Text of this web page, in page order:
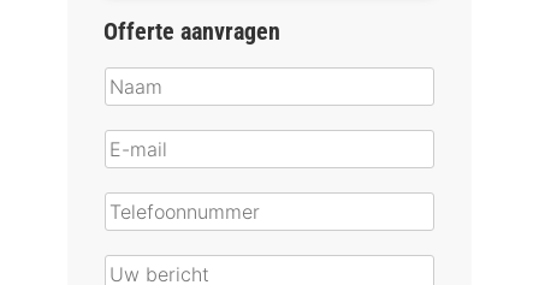
Offerte aanvragen
N
a
m
*
E
m
a
T
U